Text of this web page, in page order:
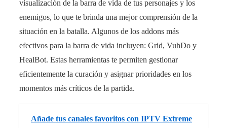
visualización de la barra de vida de tus personajes y los
enemigos, lo que te brinda una mejor comprensión de la
situación en la batalla. Algunos de los addons más
efectivos para la barra de vida incluyen: Grid, VuhDo y
HealBot. Estas herramientas te permiten gestionar
eficientemente la curación y asignar prioridades en los
momentos más críticos de la partida.
Añade tus canales favoritos con IPTV Extreme